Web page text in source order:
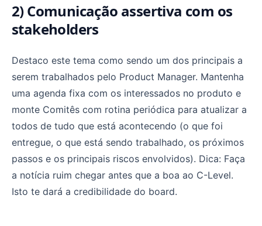
2) Comunicação assertiva com os
stakeholders
Destaco este tema como sendo um dos principais a
serem trabalhados pelo Product Manager. Mantenha
uma agenda fixa com os interessados no produto e
monte Comitês com rotina periódica para atualizar a
todos de tudo que está acontecendo (o que foi
entregue, o que está sendo trabalhado, os próximos
passos e os principais riscos envolvidos). Dica: Faça
a notícia ruim chegar antes que a boa ao C-Level.
Isto te dará a credibilidade do board.